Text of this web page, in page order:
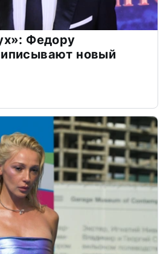
Федору
новый